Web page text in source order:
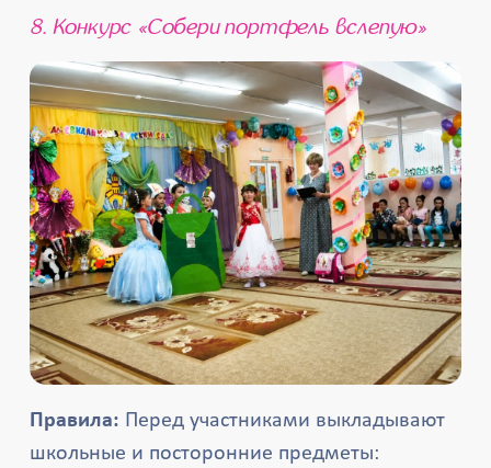
8. Конкурс «Собери портфель вслепую»
Правила: Перед участниками выкладывают
школьные и посторонние предметы: